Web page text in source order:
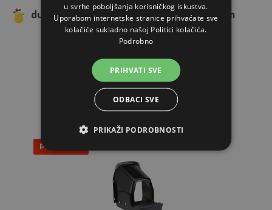
dubina košare 160 mm, 1061 X 520 X 480 mm
POVEZANI ARTIKLI
Popust 5%
u svrhe poboljšanja korisničkog iskustva.
Uporabom internetske stranice prihvaćate sve
kolačiće sukladno našoj Politici kolačića.
Podrobno
PRIHVATI SVE
ODBACI SVE
PRIKAŽI PODROBNOSTI